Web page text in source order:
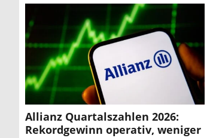
Allianz Quartalszahlen 2026:
Rekordgewinn operativ, weniger